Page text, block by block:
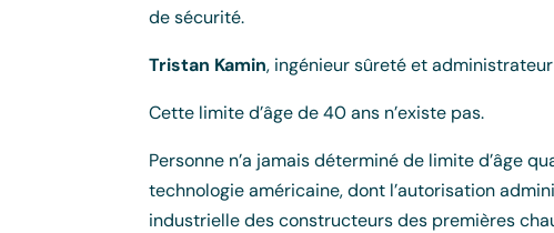
de sécurité.
Tristan Kamin, ingénieur sûreté et
Cette limite d’âge de 40 ans n’existe pas.
Personne n’a jamais déterminé de limite d’âge
technologie américaine, dont l’autorisation
industrielle des constructeurs des premières